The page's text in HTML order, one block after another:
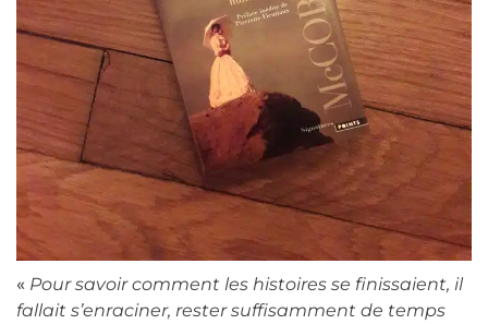
« Pour savoir comment les histoires se finissaient, il
fallait s’enraciner, rester suffisamment de temps